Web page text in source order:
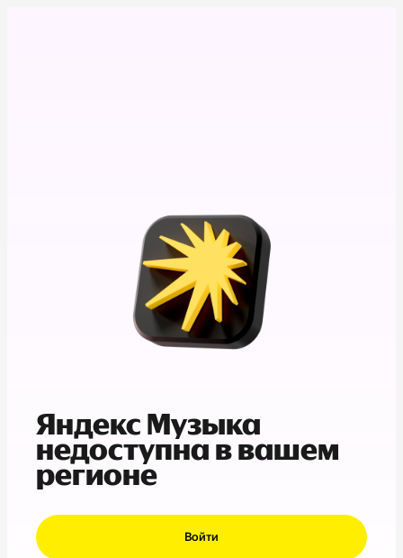
Яндекс Музыка
недоступна в вашем
регионе
Войти